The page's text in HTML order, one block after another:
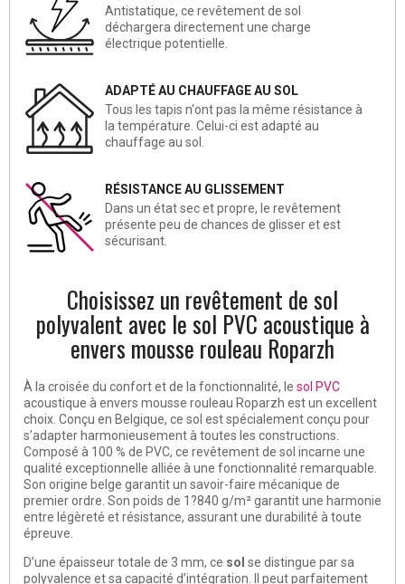
Antistatique, ce revêtement de sol
déchargera directement une charge
électrique potentielle.
ADAPTÉ AU CHAUFFAGE AU SOL
Tous les tapis n‘ont pas la même résistance à
la température. Celui-ci est adapté au
chauffage au sol.
RÉSISTANCE AU GLISSEMENT
Dans un état sec et propre, le revêtement
présente peu de chances de glisser et est
sécurisant.
Choisissez un revêtement de sol
polyvalent avec le sol PVC acoustique à
envers mousse rouleau Roparzh
À la croisée du confort et de la fonctionnalité, le sol PVC
acoustique à envers mousse rouleau Roparzh est un excellent
choix. Conçu en Belgique, ce sol est spécialement conçu pour
s’adapter harmonieusement à toutes les constructions.
Composé à 100 % de PVC, ce revêtement de sol incarne une
qualité exceptionnelle alliée à une fonctionnalité remarquable.
Son origine belge garantit un savoir-faire mécanique de
premier ordre. Son poids de 1?840 g/m² garantit une harmonie
entre légèreté et résistance, assurant une durabilité à toute
épreuve.
D’une épaisseur totale de 3 mm, ce sol se distingue par sa
polyvalence et sa capacité d’intégration . Il peut parfaitement